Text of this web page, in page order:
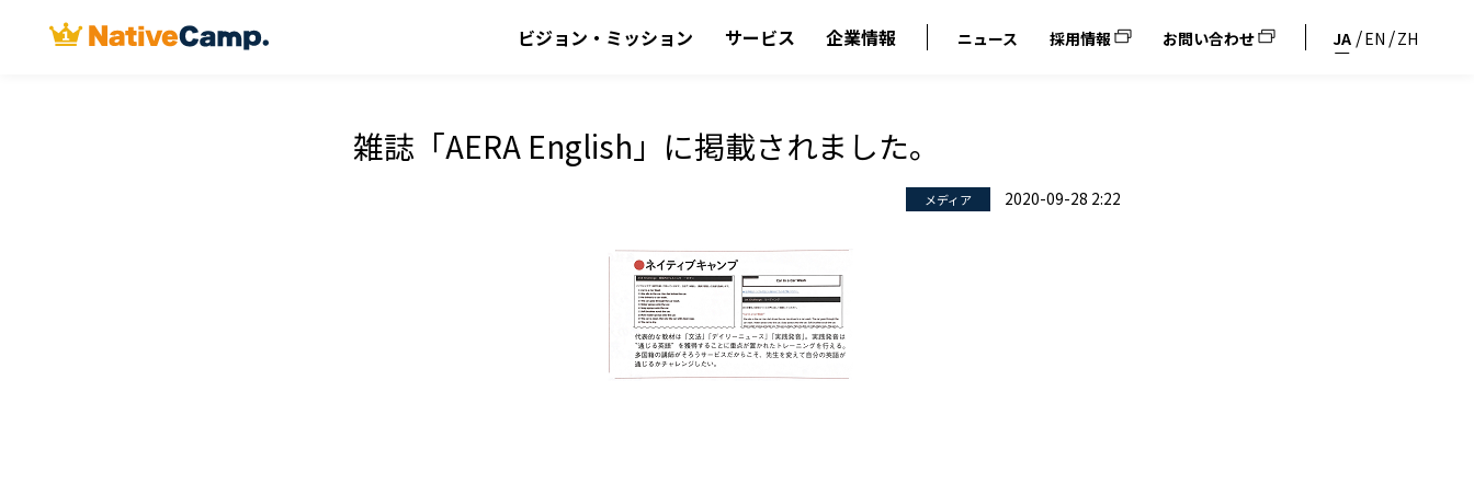
ビジョン・ミッション サービス 企業情報 ニュース 採用情報 お問い合わせ JA EN ZH
雑誌「AERA English」に掲載されました。
メディア 2020-09-28 2:22